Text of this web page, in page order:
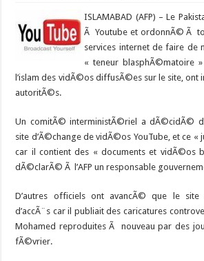
ISLAMABAD (AFP) – Le
Ã Youtube et ordonnÃ© Ã
services internet de faire de
« teneur blasphÃ©matoire
l’islam des vidÃ©os diffusÃ©es sur le site, ont
autoritÃ©s.
Un comitÃ© interministÃ©riel a dÃ©cidÃ©
site d’Ã©change de vidÃ©os YouTube, et ce «
car il contient des « documents et vidÃ©os
dÃ©clarÃ© Ã l’AFP un responsable
D’autres officiels ont avancÃ© que le
d’accÃ¨s car il publiait des caricatures
Mohamed reproduites Ã nouveau par des
fÃ©vrier.